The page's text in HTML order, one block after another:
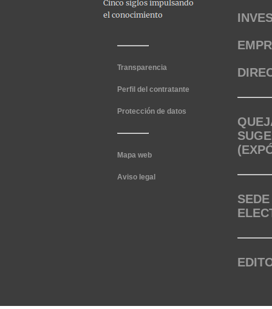
Transparencia
Perfil del contratante
Protección de datos
Mapa web
Aviso legal
SEDE